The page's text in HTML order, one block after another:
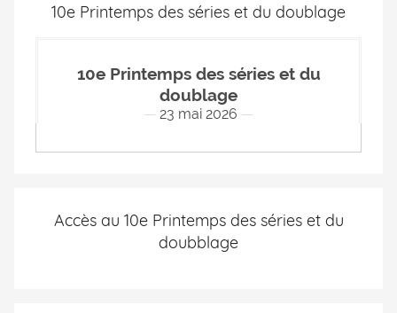
10e Printemps des séries et du doublage
10e Printemps des séries et du
doublage
23 mai 2026
Accès au 10e Printemps des séries et du
doubblage